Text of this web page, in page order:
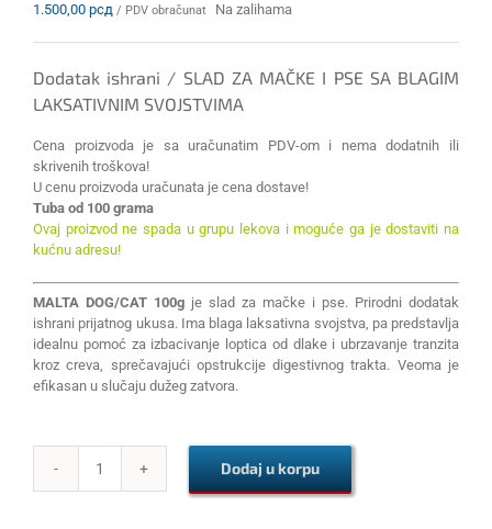
1.500,00 рсд / PDV obračunat Na zalihama
Dodatak ishrani / SLAD ZA MAČKE I PSE SA BLAGIM
LAKSATIVNIM SVOJSTVIMA
Cena proizvoda je sa uračunatim PDV-om i nema dodatnih ili
skrivenih troškova!
U cenu proizvoda uračunata je cena dostave!
Tuba od 100 grama
Ovaj proizvod ne spada u grupu lekova i moguće ga je dostaviti na
kućnu adresu!
MALTA DOG/CAT 100g je slad za mačke i pse. Prirodni dodatak
ishrani prijatnog ukusa. Ima blaga laksativna svojstva, pa predstavlja
idealnu pomoć za izbacivanje loptica od dlake i ubrzavanje tranzita
kroz creva, sprečavajući opstrukcije digestivnog trakta. Veoma je
efikasan u slučaju dužeg zatvora.
ST
Dodaj u korpu